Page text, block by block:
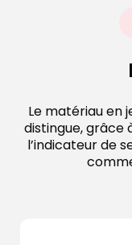
Le matériau en
distingue, grâce
l’indicateur de